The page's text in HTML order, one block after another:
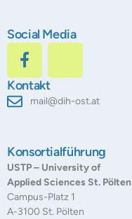
Social Media
Kontakt
mail@dih-ost.at
Konsortialführung
USTP – University of
Applied Sciences St. Pölten
Campus-Platz 1
A-3100 St. Pölten